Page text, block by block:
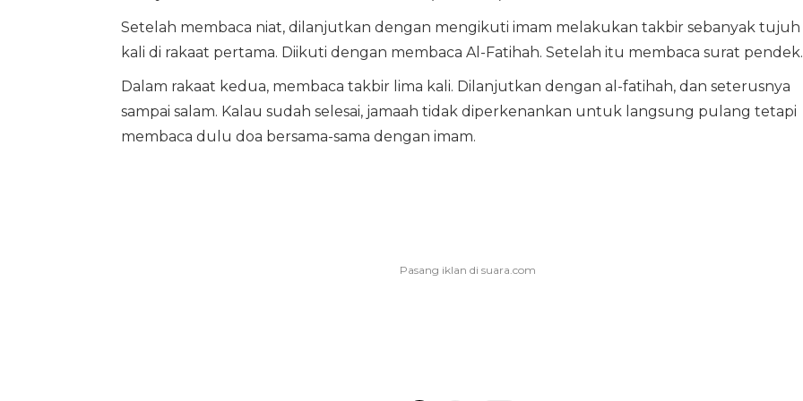
Setelah membaca niat, dilanjutkan dengan mengikuti imam melakukan takbir sebanyak tujuh
kali di rakaat pertama. Diikuti dengan membaca Al-Fatihah. Setelah itu membaca surat
Dalam rakaat kedua, membaca takbir lima kali. Dilanjutkan dengan al-fatihah, dan seterusnya
sampai salam. Kalau sudah selesai, jamaah tidak diperkenankan untuk langsung pulang tetapi
membaca dulu doa bersama-sama dengan imam.